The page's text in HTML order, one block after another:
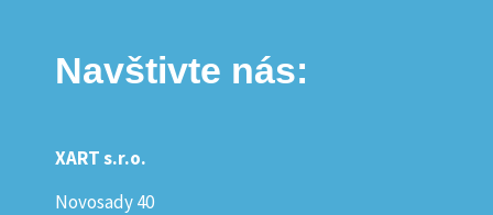
Navštivte nás:
XART s.r.o.
Novosady 40